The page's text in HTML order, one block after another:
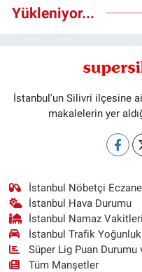
Yükleniyor...
İstanbul'un Silivri ilçesine
makalelerin yer
İstanbul Nöbetçi
İstanbul Hava Durumu
İstanbul Namaz Vakitleri
İstanbul Trafik
Süper Lig Puan Durumu
Tüm Manşetler